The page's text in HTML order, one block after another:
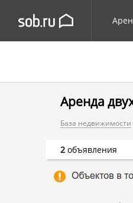
Аренда
База недвижимости
2 объявления